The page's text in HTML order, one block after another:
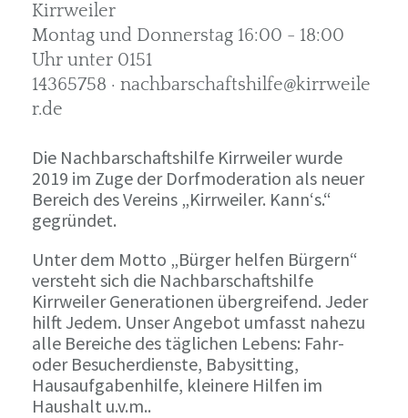
Kirrweiler
Montag und Donnerstag 16:00 - 18:00
Uhr unter 0151
14365758 · nachbarschaftshilfe@kirrweile
r.de
Die Nachbarschaftshilfe Kirrweiler wurde
2019 im Zuge der Dorfmoderation als neuer
Bereich des Vereins „Kirrweiler. Kann‘s.“
gegründet.
Unter dem Motto „Bürger helfen Bürgern“
versteht sich die Nachbarschaftshilfe
Kirrweiler Generationen übergreifend. Jeder
hilft Jedem. Unser Angebot umfasst nahezu
alle Bereiche des täglichen Lebens: Fahr-
oder Besucherdienste, Babysitting,
Hausaufgabenhilfe, kleinere Hilfen im
Haushalt u.v.m..